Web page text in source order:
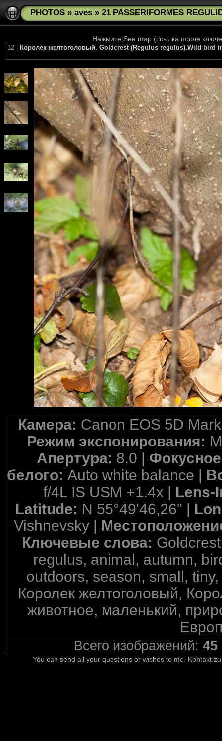
PHOTOS » aves » 21 PASSERIFORMES
Нажмите See map (ссылка после
12 | Королек желтоголовый. Goldcrest (Regulus regulus).Wild bird
Камера: Canon EOS 5D
Режим экспонирования:
Апертура: 8.0 |
белого: Auto white balance |
f/4L IS USM +1.4x | Lens-
Latitude: N 55°49'46,26" |
Vishnevsky |
Ключевые слова:
regulus, animal, autumn,
outdoors, season, small,
Королек желтоголовый,
животное, маленький,
Всего изображений:45
You can send all your questions or wishes to me. Kontakt